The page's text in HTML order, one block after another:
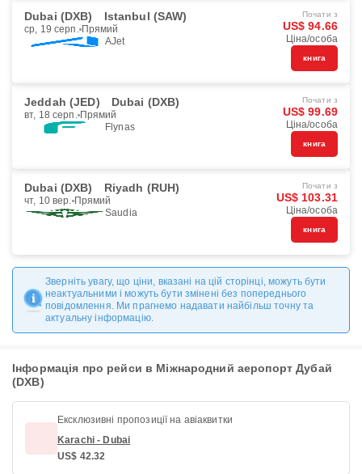
Dubai (DXB) Istanbul (SAW)
ср, 19 серп. Прямий
AJet
Почати з
US$ 94.66
Ціна/особа
книга
Jeddah (JED) Dubai (DXB)
вт, 18 серп. Прямий
Flynas
Почати з
US$ 99.69
Ціна/особа
книга
Dubai (DXB) Riyadh (RUH)
чт, 10 вер. Прямий
Saudia
Почати з
US$ 103.31
Ціна/особа
книга
Зверніть увагу, що ціни, вказані на цій сторінці, можуть бути
неактуальними і можуть бути змінені без попереднього
повідомлення. Ми прагнемо надавати найбільш точну та
актуальну інформацію.
Інформація про рейси в Міжнародний аеропорт Дубай
(DXB)
Ексклюзивні пропозиції на авіаквитки
Karachi - Dubai
US$ 42.32